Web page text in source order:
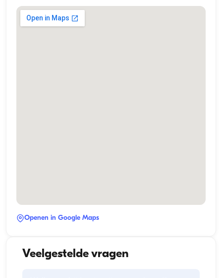
Openen in Google Maps
Veelgestelde vragen